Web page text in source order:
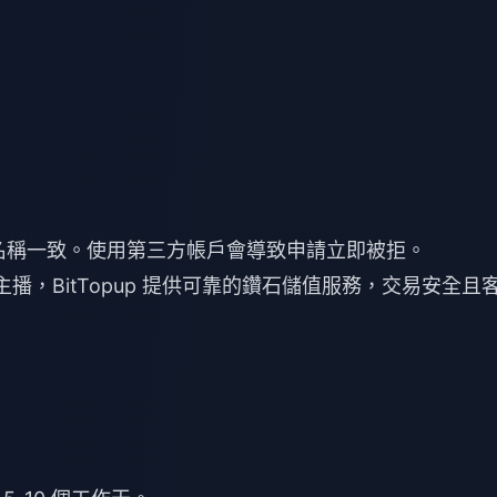
一致。使用第三方帳戶會導致申請立即被拒。
播，BitTopup 提供可靠的鑽石儲值服務，交易安全且